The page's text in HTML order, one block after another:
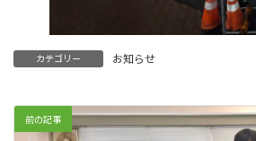
カテゴリー お知らせ
前の記事